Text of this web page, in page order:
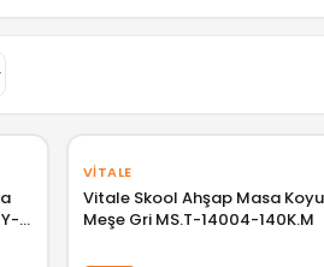
VITALE
Vitale Skool Ahşap Masa Koyu
Meşe Gri MS.T-14004-140K.M